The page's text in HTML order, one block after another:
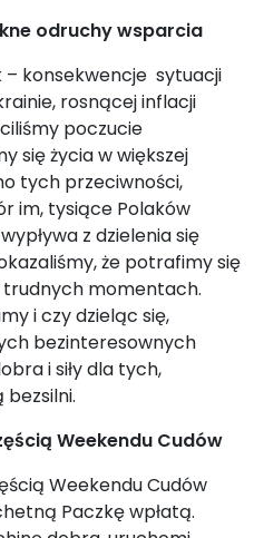
odruchy wsparcia
konsekwencje sytuacji
rosnącej inflacji
poczucie
się życia w większej
tych przeciwności,
im, tysiące Polaków
z dzielenia się
że potrafimy się
trudnych momentach.
i czy dzieląc się,
bezinteresownych
i siły dla tych,
Weekendu Cudów
Weekendu Cudów
Paczkę wpłatą.